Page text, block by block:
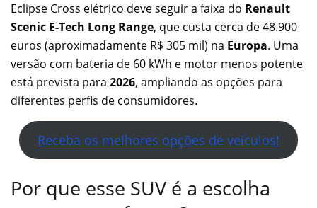
Eclipse Cross elétrico deve seguir a faixa do Renault
Scenic E-Tech Long Range, que custa cerca de 48.900
euros (aproximadamente R$ 305 mil) na Europa. Uma
versão com bateria de 60 kWh e motor menos potente
está prevista para 2026, ampliando as opções para
diferentes perfis de consumidores.
Receba os melhores opções de veículos!
Por que esse SUV é a escolha